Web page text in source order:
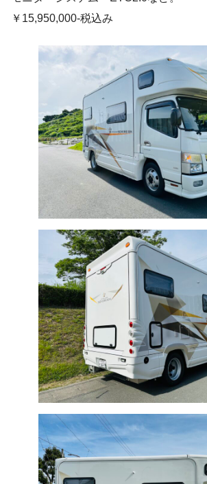
￥15,950,000-税込み